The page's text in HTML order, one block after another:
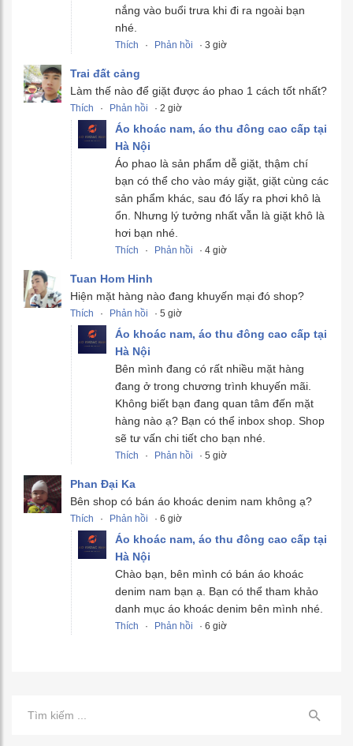
nắng vào buổi trưa khi đi ra ngoài bạn
nhé.
Thích · Phản hồi · 3 giờ
Trai đất cảng
Làm thế nào để giặt được áo phao 1 cách tốt nhất?
Thích · Phản hồi · 2 giờ
Áo khoác nam, áo thu đông cao cấp tại
Hà Nội
Áo phao là sản phẩm dễ giặt, thậm chí
bạn có thể cho vào máy giặt, giặt cùng các
sản phẩm khác, sau đó lấy ra phơi khô là
ổn. Nhưng lý tưởng nhất vẫn là giặt khô là
hơi bạn nhé.
Thích · Phản hồi · 4 giờ
Tuan Hom Hinh
Hiện mặt hàng nào đang khuyến mại đó shop?
Thích · Phản hồi · 5 giờ
Áo khoác nam, áo thu đông cao cấp tại
Hà Nội
Bên mình đang có rất nhiều mặt hàng
đang ở trong chương trình khuyến mãi.
Không biết bạn đang quan tâm đến mặt
hàng nào ạ? Bạn có thể inbox shop. Shop
sẽ tư vấn chi tiết cho bạn nhé.
Thích · Phản hồi · 5 giờ
Phan Đại Ka
Bên shop có bán áo khoác denim nam không ạ?
Thích · Phản hồi · 6 giờ
Áo khoác nam, áo thu đông cao cấp tại
Hà Nội
Chào bạn, bên mình có bán áo khoác
denim nam bạn ạ. Bạn có thể tham khảo
danh mục áo khoác denim bên mình nhé.
Thích · Phản hồi · 6 giờ